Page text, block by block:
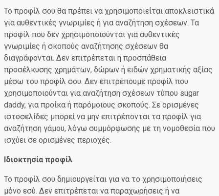
Το προφίλ σου θα πρέπει να χρησιμοποιείται αποκλειστικά
για αυθεντικές γνωριμίες ή για αναζήτηση σχέσεων. Τα
προφίλ που δεν χρησιμοποιούνται για αυθεντικές
γνωριμίες ή σκοπούς αναζήτησης σχέσεων θα
διαγράφονται. Δεν επιτρέπεται η προσπάθεια
προσέλκυσης χρημάτων, δώρων ή ειδών χρηματικής αξίας
μέσω του προφίλ σου. Δεν επιτρέπουμε προφίλ που
χρησιμοποιούνται για αναζήτηση σχέσεων τύπου sugar
daddy, για προίκα ή παρόμοιους σκοπούς. Σε ορισμένες
ιστοσελίδες μπορεί να μην επιτρέπονται τα προφίλ για
αναζήτηση γάμου, λόγω συμμόρφωσης με τη νομοθεσία που
ισχύει σε ορισμένες περιοχές.
Ιδιοκτησία προφίλ
Το προφίλ σου δημιουργείται για να το χρησιμοποιήσεις
μόνο εσύ. Δεν επιτρέπεται να παραχωρήσεις ή να